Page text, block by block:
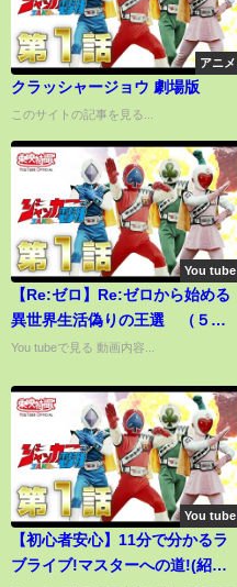
アニメ
クラッシャージョウ 劇場版
このサイトの記事を見る...
You tube
【Re:ゼロ】Re:ゼロから始める
異世界生活偽りの王選 （５日
目）
You tubeで見る 動画内容...
You tube
【初心者安心】11分で分かるラ
ブライブ!マスターへの道!(紹介